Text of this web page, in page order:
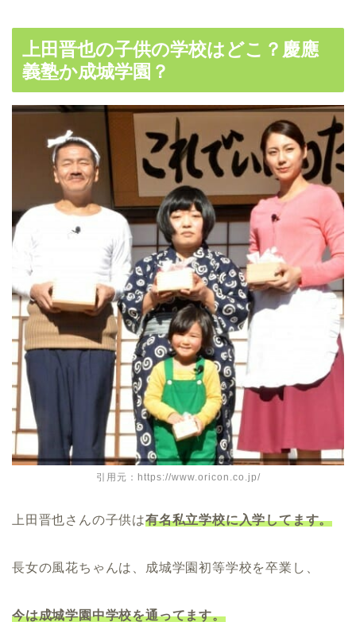
上田晋也の子供の学校はどこ？慶應
義塾か成城学園？
引用元：https://www.oricon.co.jp/
上田晋也さんの子供は有名私立学校に入学してます。
長女の風花ちゃんは、成城学園初等学校を卒業し、
今は成城学園中学校を通ってます。